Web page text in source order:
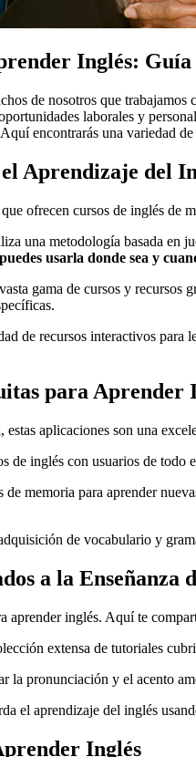
Inglés:
de nosotros que
laborales y
encontrarás una variedad
Aprendizaje del
ofrecen cursos de inglés de
una metodología basada en
puedes usarla donde sea y
gama de cursos y recursos
de recursos interactivos para
para Aprender
aplicaciones son una
de inglés con usuarios de
memoria para aprender
de vocabulario y
a la Enseñanza
aprender inglés. Aquí te
extensa de tutoriales
la pronunciación y el acento
el aprendizaje del inglés
Inglés